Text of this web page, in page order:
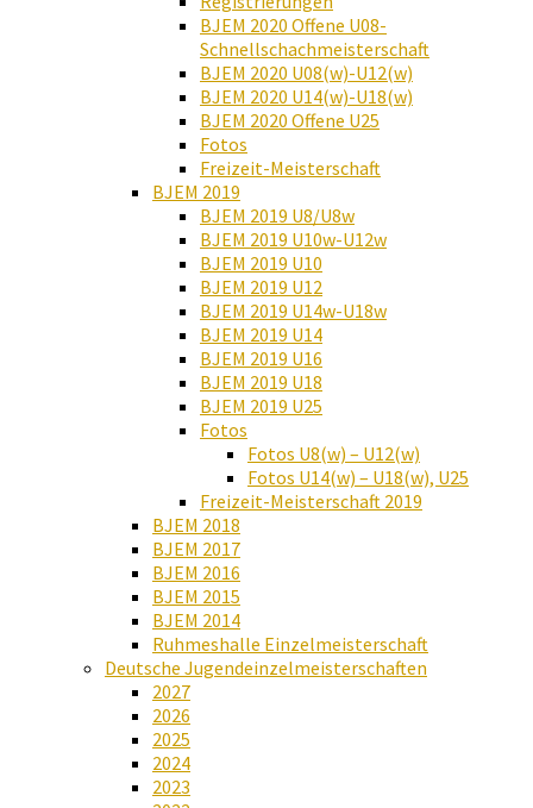
BJEM 2020 Offene U08-
Schnellschachmeisterschaft
BJEM 2020 U08(w)-U12(w)
BJEM 2020 U14(w)-U18(w)
BJEM 2020 Offene U25
Fotos
Freizeit-Meisterschaft
BJEM 2019
BJEM 2019 U8/U8w
BJEM 2019 U10w-U12w
BJEM 2019 U10
BJEM 2019 U12
BJEM 2019 U14w-U18w
BJEM 2019 U14
BJEM 2019 U16
BJEM 2019 U18
BJEM 2019 U25
Fotos
Fotos U8(w) – U12(w)
Fotos U14(w) – U18(w), U25
Freizeit-Meisterschaft 2019
BJEM 2018
BJEM 2017
BJEM 2016
BJEM 2015
BJEM 2014
Ruhmeshalle Einzelmeisterschaft
Deutsche Jugendeinzelmeisterschaften
2027
2026
2025
2024
2023